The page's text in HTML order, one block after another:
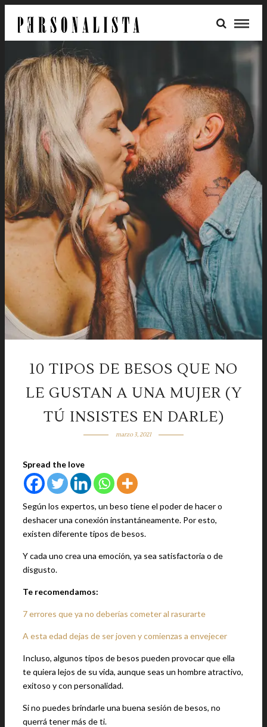
10 TIPOS DE BESOS QUE NO
LE GUSTAN A UNA MUJER (Y
TÚ INSISTES EN DARLE)
marzo 3, 2021
Spread the love
Según los expertos, un beso tiene el poder de hacer o
deshacer una conexión instantáneamente. Por esto,
existen diferente tipos de besos.
Y cada uno crea una emoción, ya sea satisfactoria o de
disgusto.
Te recomendamos:
7 errores que ya no deberías cometer al rasurarte
A esta edad dejas de ser joven y comienzas a envejecer
Incluso, algunos tipos de besos pueden provocar que ella
te quiera lejos de su vida, aunque seas un hombre atractivo,
exitoso y con personalidad.
Si no puedes brindarle una buena sesión de besos, no
querrá tener más de ti.